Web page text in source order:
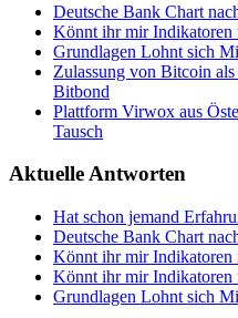
Deutsche Bank Chart
Könnt ihr mir Indikatoren
Grundlagen Lohnt sich
Zulassung von Bitcoin
Bitbond
Plattform Virwox aus
Tausch
Aktuelle Antworten
Hat schon jemand
Deutsche Bank Chart
Könnt ihr mir Indikatoren
Könnt ihr mir Indikatoren
Grundlagen Lohnt sich